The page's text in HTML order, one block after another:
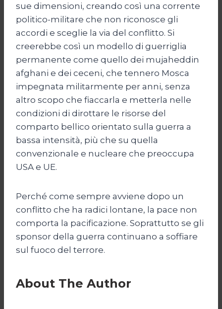
sue dimensioni, creando così una corrente
politico-militare che non riconosce gli
accordi e sceglie la via del conflitto. Si
creerebbe così un modello di guerriglia
permanente come quello dei mujaheddin
afghani e dei ceceni, che tennero Mosca
impegnata militarmente per anni, senza
altro scopo che fiaccarla e metterla nelle
condizioni di dirottare le risorse del
comparto bellico orientato sulla guerra a
bassa intensità, più che su quella
convenzionale e nucleare che preoccupa
USA e UE.
Perché come sempre avviene dopo un
conflitto che ha radici lontane, la pace non
comporta la pacificazione. Soprattutto se gli
sponsor della guerra continuano a soffiare
sul fuoco del terrore.
About The Author